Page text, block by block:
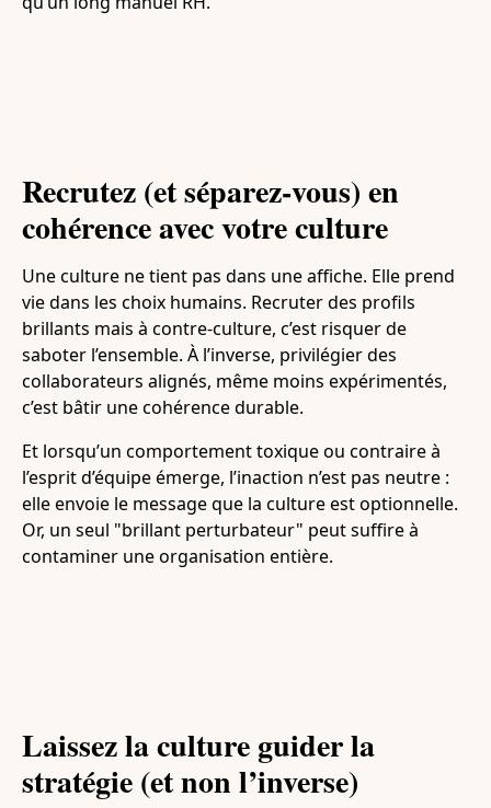
Recrutez (et séparez-vous) en
cohérence avec votre culture
Une culture ne tient pas dans une affiche. Elle prend
vie dans les choix humains. Recruter des profils
brillants mais à contre-culture, c’est risquer de
saboter l’ensemble. À l’inverse, privilégier des
collaborateurs alignés, même moins expérimentés,
c’est bâtir une cohérence durable.
Et lorsqu’un comportement toxique ou contraire à
l’esprit d’équipe émerge, l’inaction n’est pas neutre :
elle envoie le message que la culture est optionnelle.
Or, un seul "brillant perturbateur" peut suffire à
contaminer une organisation entière.
Laissez la culture guider la
stratégie (et non l’inverse)